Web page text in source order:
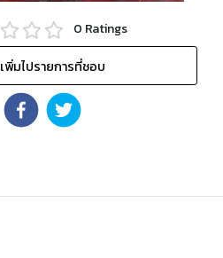
0 Ratings
เพิ่มไปรายการที่ชอบ